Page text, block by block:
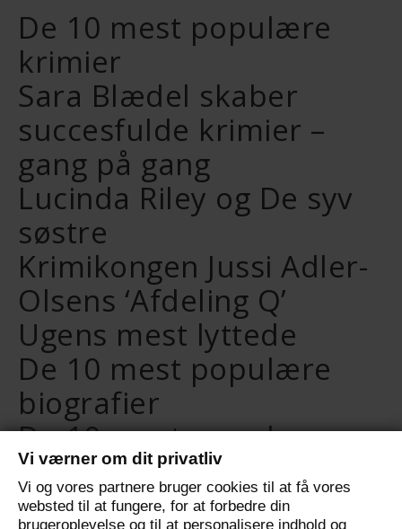
Vi værner om dit privatliv
Vi og vores partnere bruger cookies til at få vores
websted til at fungere, for at forbedre din
brugeroplevelse og til at personalisere indhold og
De 10 mest populære
krimier
Sara Blædel skaber
succesfulde krimier –
gang på gang
Lucinda Riley og De syv
søstre
Krimikongen Jussi Adler-
Olsens ‘Afdeling Q’
Ugens mest lyttede
De 10 mest populære
biografier
De 10 mest populære
selvudviklingsbøger
De 10 mest populære